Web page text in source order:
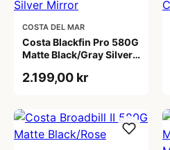
COSTA DEL MAR
Costa Blackfin Pro 580G
Matte Black/Gray Silver
2.199,00 kr